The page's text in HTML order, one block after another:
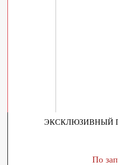
ЭКСКЛЮЗИВНЫЙ
По